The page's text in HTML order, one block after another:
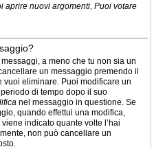
aprire nuovi argomenti, Puoi votare
a meno che tu non sia un
un messaggio premendo il
eliminare. Puoi modificare un
di tempo dopo il suo
nel messaggio in questione. Se
quando effettui una modifica,
indicato quante volte l’hai
non può cancellare un